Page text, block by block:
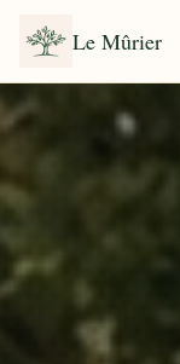
Le Mûrier